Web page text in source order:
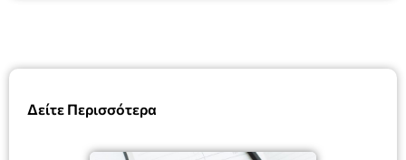
Δείτε Περισσότερα